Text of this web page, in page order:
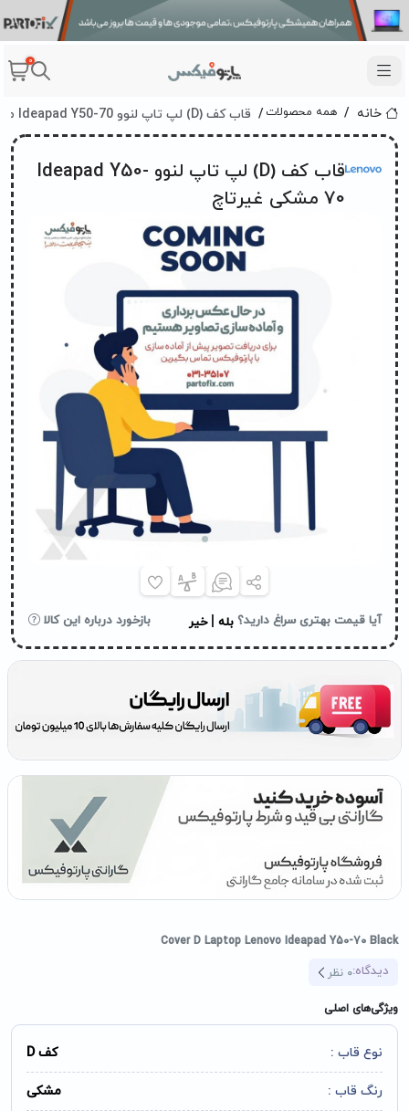
0
خانه همه محصولات قاب کف (D) لپ تاپ لنوو Ideapad Y50-70 مشکی غیرتاچ
Cover D Laptop Lenovo Ideapad Y50-70 Black
دیدگاه:0 نظر
ویژگی‌های اصلی
نوع قاب : کف D
رنگ قاب : مشکی
قاب کف (D) لپ تاپ لنوو Ideapad Y50-
70 مشکی غیرتاچ
آیا قیمت بهتری سراغ دارید؟ بله خیر بازخورد درباره این کالا